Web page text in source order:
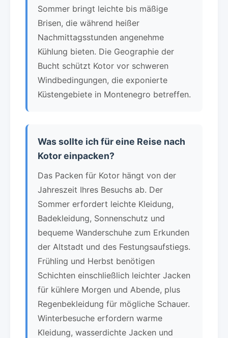
Sommer bringt leichte bis mäßige
Brisen, die während heißer
Nachmittagsstunden angenehme
Kühlung bieten. Die Geographie der
Bucht schützt Kotor vor schweren
Windbedingungen, die exponierte
Küstengebiete in Montenegro betreffen.
Was sollte ich für eine Reise nach
Kotor einpacken?
Das Packen für Kotor hängt von der
Jahreszeit Ihres Besuchs ab. Der
Sommer erfordert leichte Kleidung,
Badekleidung, Sonnenschutz und
bequeme Wanderschuhe zum Erkunden
der Altstadt und des Festungsaufstiegs.
Frühling und Herbst benötigen
Schichten einschließlich leichter Jacken
für kühlere Morgen und Abende, plus
Regenbekleidung für mögliche Schauer.
Winterbesuche erfordern warme
Kleidung, wasserdichte Jacken und